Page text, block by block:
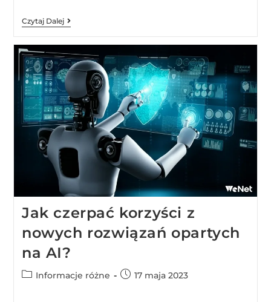
Czytaj Dalej
Jak czerpać korzyści z
nowych rozwiązań opartych
na AI?
Informacje różne 17 maja 2023